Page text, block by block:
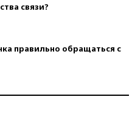
связи?
правильно обращаться с